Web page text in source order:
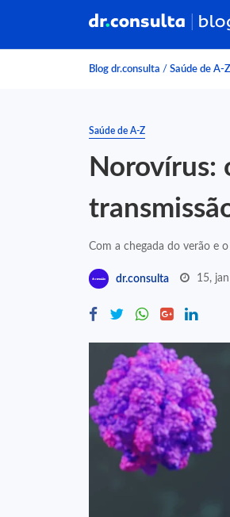
Blog dr.consulta / Saúde de A-Z
Saúde de A-Z
Norovírus:
Com a chegada do verão e
dr.consulta 15,